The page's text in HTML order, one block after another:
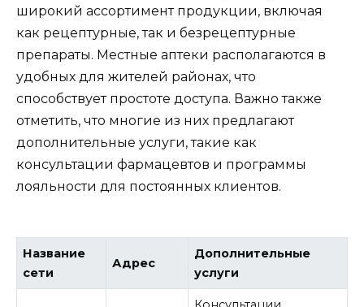
широкий ассортимент продукции, включая
как рецептурные, так и безрецептурные
препараты. Местные аптеки располагаются в
удобных для жителей районах, что
способствует простоте доступа. Важно также
отметить, что многие из них предлагают
дополнительные услуги, такие как
консультации фармацевтов и программы
лояльности для постоянных клиентов.
Название
сети
Адрес
Дополнительные
услуги